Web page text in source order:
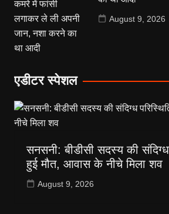
August 9, 2026
एडीटर स्पेशल
सनसनी: बीडीसी सदस्य की संदिग्ध
हुई मौत, आवास के नीचे मिला शव
August 9, 2026